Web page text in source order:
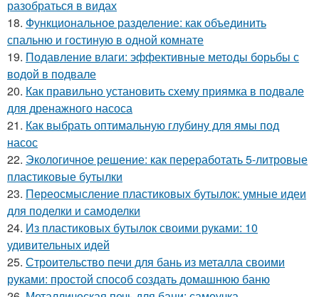
разобраться в видах
18. Функциональное разделение: как объединить
спальню и гостиную в одной комнате
19. Подавление влаги: эффективные методы борьбы с
водой в подвале
20. Как правильно установить схему приямка в подвале
для дренажного насоса
21. Как выбрать оптимальную глубину для ямы под
насос
22. Экологичное решение: как переработать 5-литровые
пластиковые бутылки
23. Переосмысление пластиковых бутылок: умные идеи
для поделки и самоделки
24. Из пластиковых бутылок своими руками: 10
удивительных идей
25. Строительство печи для бань из металла своими
руками: простой способ создать домашнюю баню